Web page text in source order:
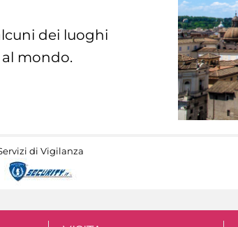
dei luoghi
mondo.
di Vigilanza